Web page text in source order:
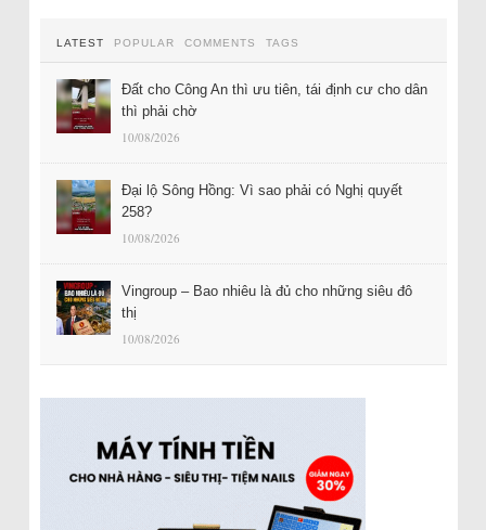
LATEST POPULAR COMMENTS TAGS
Đất cho Công An thì ưu tiên, tái định cư cho dân
thì phải chờ
10/08/2026
Đại lộ Sông Hồng: Vì sao phải có Nghị quyết
258?
10/08/2026
Vingroup – Bao nhiêu là đủ cho những siêu đô
thị
10/08/2026